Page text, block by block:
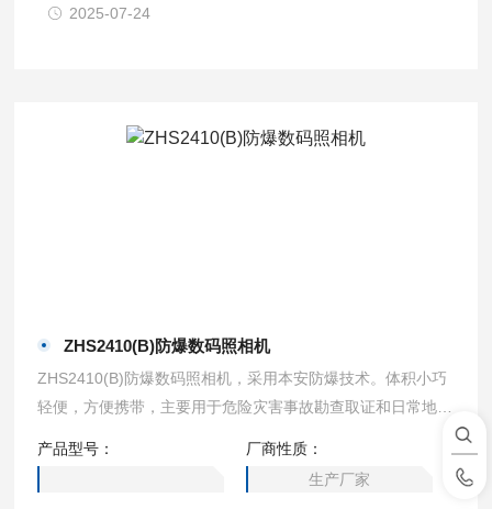
2025-07-24
ZHS2410(B)防爆数码照相机
ZHS2410(B)防爆数码照相机，采用本安防爆技术。体积小巧
轻便，方便携带，主要用于危险灾害事故勘查取证和日常地质
等爆炸性混合物的煤矿井下，1、2 区，IIA、IIB、IIC 类气体
环境，同时可以使用在可燃性粉尘环境中。
产品型号：
厂商性质：
生产厂家